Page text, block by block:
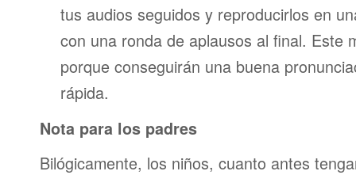
tus audios seguidos y reproducirlos en
con una ronda de aplausos al final. Este
porque conseguirán una buena
rápida.
Nota para los padres
Bilógicamente, los niños, cuanto antes